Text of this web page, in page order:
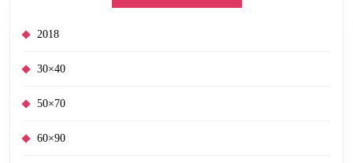
2018
30×40
50×70
60×90